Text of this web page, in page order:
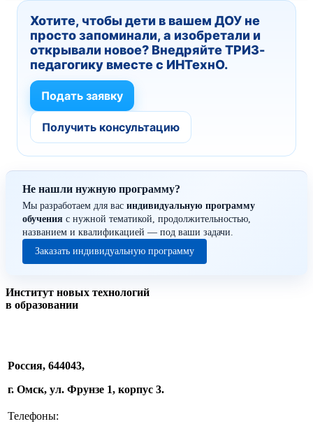
Хотите, чтобы дети в вашем ДОУ не
просто запоминали, а изобретали и
открывали новое? Внедряйте ТРИЗ-
педагогику вместе с ИНТехнО.
Подать заявку
Получить консультацию
Не нашли нужную программу?
Мы разработаем для вас индивидуальную программу
обучения с нужной тематикой, продолжительностью,
названием и квалификацией — под ваши задачи.
Заказать индивидуальную программу
Институт новых технологий
в образовании
Россия, 644043,
г. Омск, ул. Фрунзе 1, корпус 3.
Телефоны: